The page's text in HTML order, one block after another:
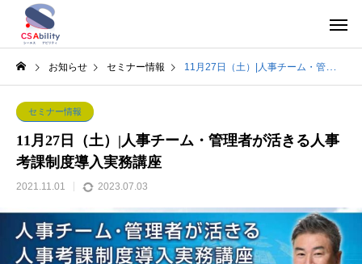
お知らせ セミナー情報 11月27日（土）|人事チーム・管理者が活きる人事考課制度導入実務講座
セミナー情報
11月27日（土）|人事チーム・管理者が活きる人事
考課制度導入実務講座
2021.11.01 2023.07.03